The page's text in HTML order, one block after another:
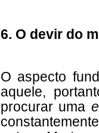
6. O devir do
O aspecto
aquele,
procurar uma